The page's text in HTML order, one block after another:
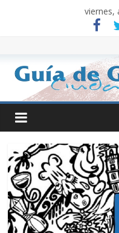
viernes,